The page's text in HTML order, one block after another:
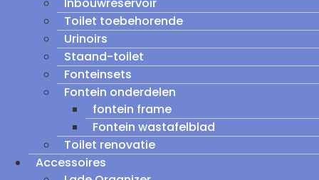
Toilet toebehorende
Urinoirs
Staand-toilet
Fonteinsets
Fontein onderdelen
fontein frame
Fontein wastafelblad
Toilet renovatie
Accessoires